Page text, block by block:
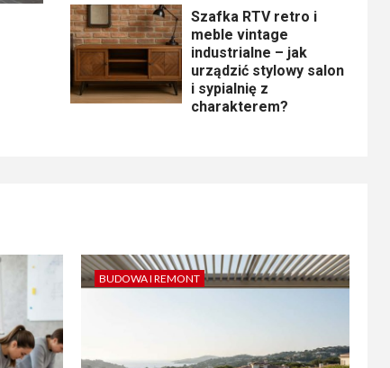
Szafka RTV retro i
meble vintage
industrialne – jak
urządzić stylowy salon
i sypialnię z
charakterem?
BUDOWA I REMONT